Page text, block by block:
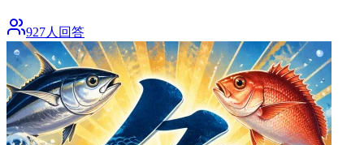
927人回答